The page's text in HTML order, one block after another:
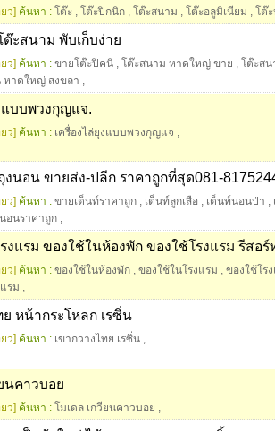
ว] ค้นหา : โต๊ะ , โต๊ะปิกนิก , โต๊ะสนาม , โต๊ะอลูมิเนียม , โต๊
ะสนาม พับเก็บง่าย
ว] ค้นหา : ขายโต๊ะปิคนิ , โต๊ะสนาม หาดใหญ่ ขาย , โต๊ะสน
หาดใหญ่ สงขลา ,
แบบพวงกุญแจ.
ว] ค้นหา : เครื่องไล่ยุงแบบพวงกุญแจ ,
งนอน ขายส่ง-ปลีก ราคาถูกที่สุด081-
ว] ค้นหา : ขายเต็นท์ราคาถูก , เต็นท์ลูกเสือ , เต็นท์นอนป่า ,
อนราคาถูก ,
งแรม ของใช้ในห้องพัก ของใช้โรงแรม รีสอร์
ว] ค้นหา : ของใช้ในห้องพัก , ของใช้ในโรงแรม , ของใช้โร
รม ,
ย หน้ากระโหลก เรซิ่น
ว] ค้นหา : เขากวางไทย เรซิ่น ,
นคาวบอย
ว] ค้นหา : โมเดล เกวียนคาวบอย ,